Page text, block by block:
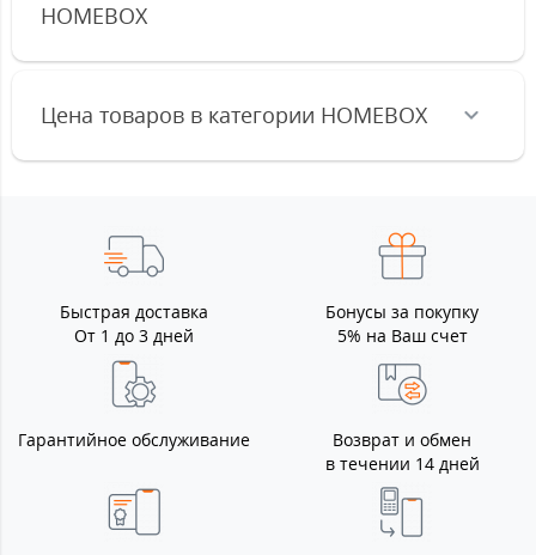
HOMEBOX
Цена товаров в категории HOMEBOX
Быстрая доставка
От 1 до 3 дней
Бонусы за покупку
5% на Ваш счет
Гарантийное обслуживание
Возврат и обмен
в течении 14 дней